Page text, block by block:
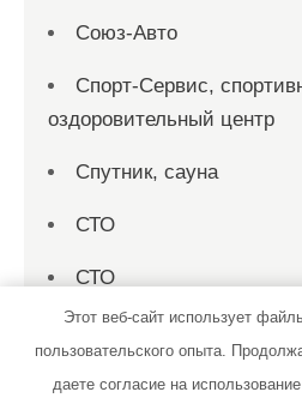
Союз-Авто
Спорт-Сервис,
оздоровительный центр
Спутник, сауна
СТО
СТО
СТО 19
СТО на совесть
Этот веб-сайт использует
пользовательского опыта.
даете согласие на